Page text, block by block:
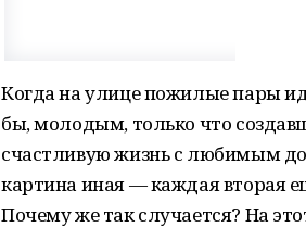
Когда на улице пожилые пары
бы, молодым, только что
счастливую жизнь с любимым до
картина иная — каждая вторая
Почему же так случается? На